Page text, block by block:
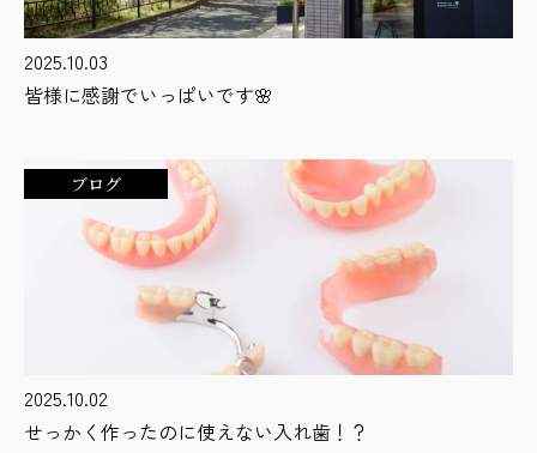
2025.10.03
皆様に感謝でいっぱいです🌸
ブログ
2025.10.02
せっかく作ったのに使えない入れ歯！？